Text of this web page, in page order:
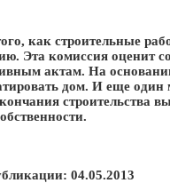
как строительные
Эта комиссия оценит
актам. На
дом. И еще один
строительства
04.05.2013